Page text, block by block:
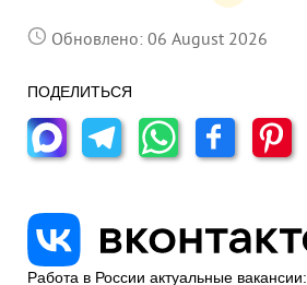
Обновлено: 06 August 2026
ПОДЕЛИТЬСЯ
Работа в России актуальные вакансии: